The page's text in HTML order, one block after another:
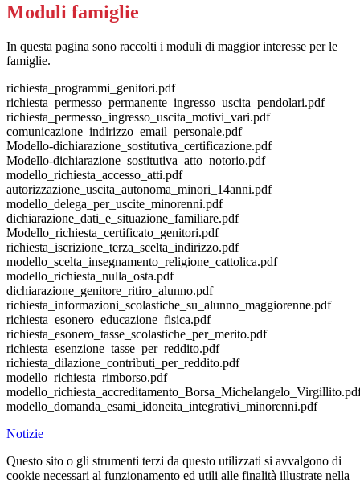
Moduli famiglie
In questa pagina sono raccolti i moduli di maggior interesse per le
famiglie.
richiesta_programmi_genitori.pdf
richiesta_permesso_permanente_ingresso_uscita_pendolari.pdf
richiesta_permesso_ingresso_uscita_motivi_vari.pdf
comunicazione_indirizzo_email_personale.pdf
Modello-dichiarazione_sostitutiva_certificazione.pdf
Modello-dichiarazione_sostitutiva_atto_notorio.pdf
modello_richiesta_accesso_atti.pdf
autorizzazione_uscita_autonoma_minori_14anni.pdf
modello_delega_per_uscite_minorenni.pdf
dichiarazione_dati_e_situazione_familiare.pdf
Modello_richiesta_certificato_genitori.pdf
richiesta_iscrizione_terza_scelta_indirizzo.pdf
modello_scelta_insegnamento_religione_cattolica.pdf
modello_richiesta_nulla_osta.pdf
dichiarazione_genitore_ritiro_alunno.pdf
richiesta_informazioni_scolastiche_su_alunno_maggiorenne.pdf
richiesta_esonero_educazione_fisica.pdf
richiesta_esonero_tasse_scolastiche_per_merito.pdf
richiesta_esenzione_tasse_per_reddito.pdf
richiesta_dilazione_contributi_per_reddito.pdf
modello_richiesta_rimborso.pdf
modello_domanda_esami_idoneita_integrativi_minorenni.pdf
Notizie
Questo sito o gli strumenti terzi da questo utilizzati si avvalgono di
cookie necessari al funzionamento ed utili alle finalità illustrate nella